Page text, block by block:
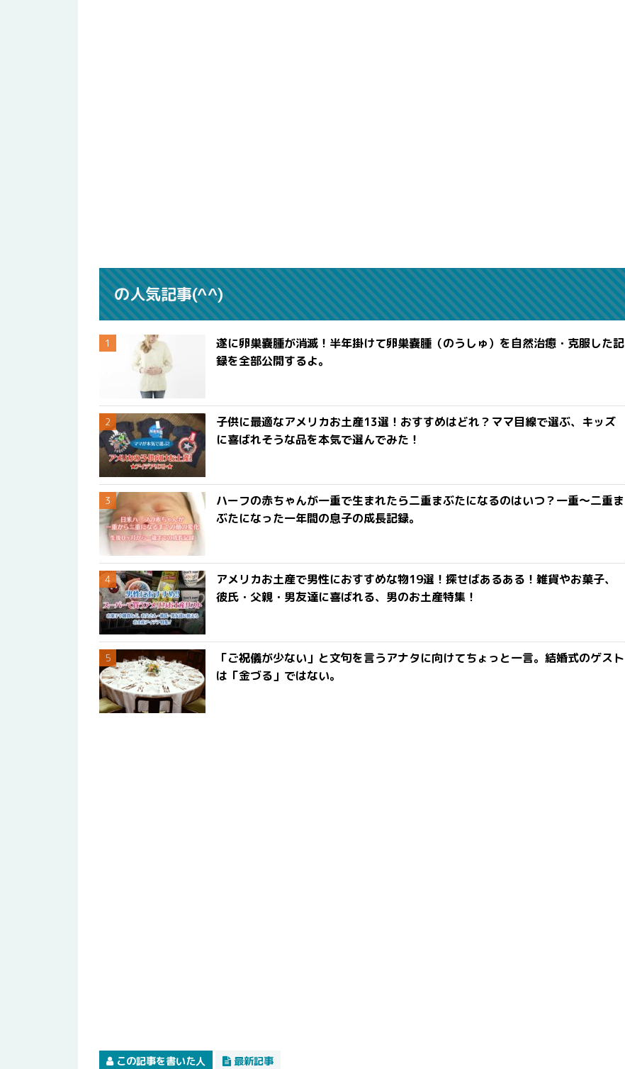
の人気記事(^^)
遂に卵巣嚢腫が消滅！半年掛けて卵巣嚢腫（のうしゅ）を自然治癒・克服した記
録を全部公開するよ。
子供に最適なアメリカお土産13選！おすすめはどれ？ママ目線で選ぶ、キッズ
に喜ばれそうな品を本気で選んでみた！
ハーフの赤ちゃんが一重で生まれたら二重まぶたになるのはいつ？一重〜二重ま
ぶたになった一年間の息子の成長記録。
アメリカお土産で男性におすすめな物19選！探せばあるある！雑貨やお菓子、
彼氏・父親・男友達に喜ばれる、男のお土産特集！
「ご祝儀が少ない」と文句を言うアナタに向けてちょっと一言。結婚式のゲスト
は「金づる」ではない。
この記事を書いた人 最新記事